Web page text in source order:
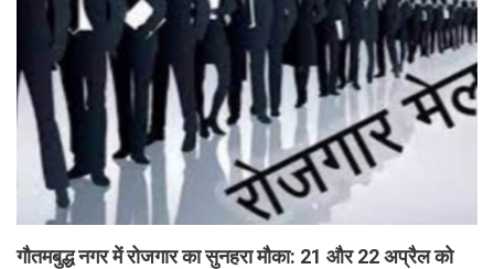
गौतमबुद्ध नगर में रोजगार का सुनहरा मौका: 21 और 22 अप्रैल को